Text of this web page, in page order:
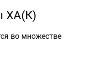
ХА(К)
во множестве